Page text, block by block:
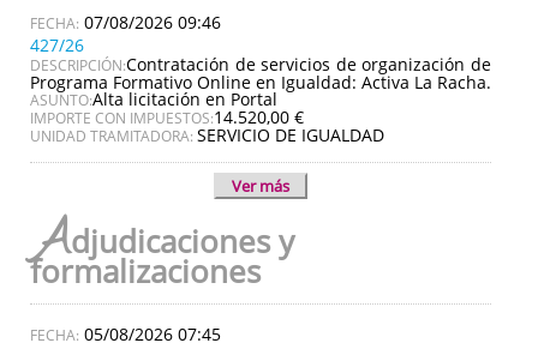
07/08/2026 09:46
427/26
DESCRIPCIÓN:Contratación de servicios de organización de
Programa Formativo Online en Igualdad: Activa La Racha.
ASUNTO:Alta licitación en Portal
IMPORTE CON IMPUESTOS:14.520,00 €
UNIDAD TRAMITADORA: SERVICIO DE IGUALDAD
Ver más
Adjudicaciones y
formalizaciones
05/08/2026 07:45